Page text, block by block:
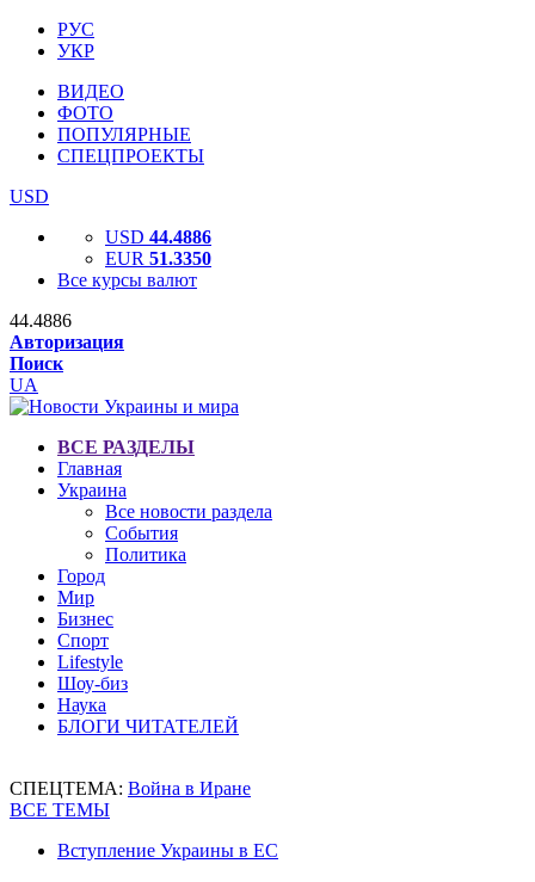
РУС
УКР
ВИДЕО
ФОТО
ПОПУЛЯРНЫЕ
СПЕЦПРОЕКТЫ
USD
USD 44.4886
EUR 51.3350
Все курсы валют
44.4886
Авторизация
Поиск
UA
ВСЕ РАЗДЕЛЫ
Главная
Украина
Все новости раздела
События
Политика
Город
Мир
Бизнес
Спорт
Lifestyle
Шоу-биз
Наука
БЛОГИ ЧИТАТЕЛЕЙ
СПЕЦТЕМА: Война в Иране
ВСЕ ТЕМЫ
Вступление Украины в ЕС